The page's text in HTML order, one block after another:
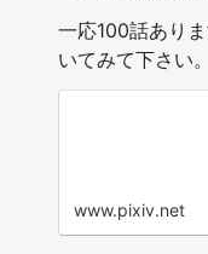
一応100話あり
いてみて下さい
www.pixiv.net